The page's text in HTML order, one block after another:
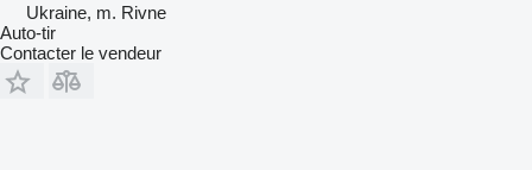
Ukraine, m. Rivne
Auto-tir
Contacter le vendeur